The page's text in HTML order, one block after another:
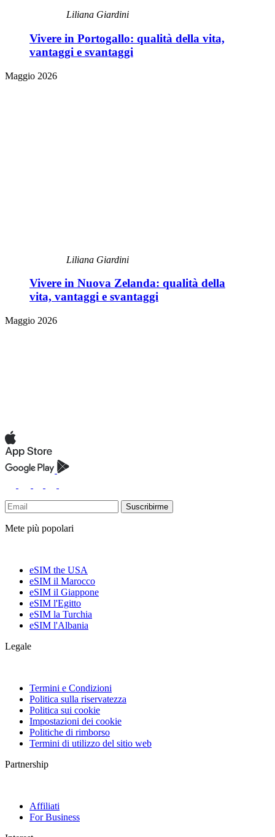
Liliana Giardini
Vivere in Portogallo: qualità della vita,
vantaggi e svantaggi
Maggio 2026
Liliana Giardini
Vivere in Nuova Zelanda: qualità della
vita, vantaggi e svantaggi
Maggio 2026
Suscribirme
Mete più popolari
eSIM the USA
eSIM il Marocco
eSIM il Giappone
eSIM l'Egitto
eSIM la Turchia
eSIM l'Albania
Legale
Termini e Condizioni
Politica sulla riservatezza
Politica sui cookie
Impostazioni dei cookie
Politiche di rimborso
Termini di utilizzo del sitio web
Partnership
Affiliati
For Business